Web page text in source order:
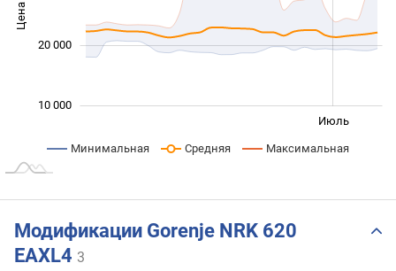
Цена
10 000
20 000
Июль
Минимальная Средняя Максимальная
Модификации Gorenje NRK 620
EAXL4 3